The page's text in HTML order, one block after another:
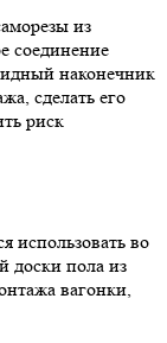
из
соединение
наконечник
сделать его
риск
использовать во
доски пола из
вагонки,